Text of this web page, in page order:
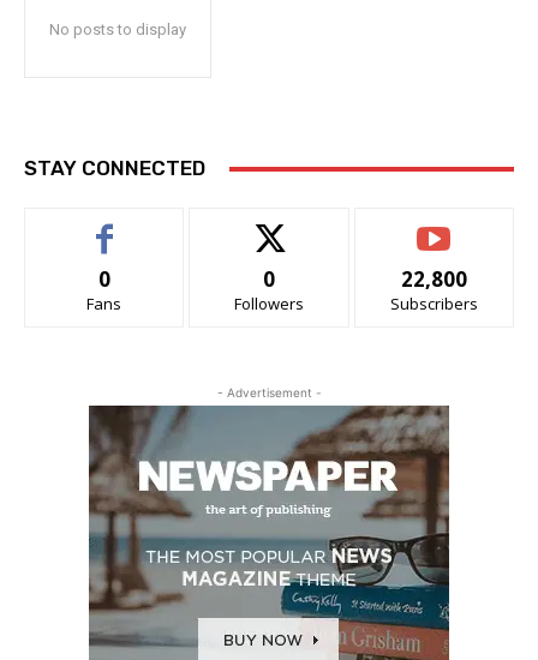
No posts to display
STAY CONNECTED
0
Fans
0
Followers
22,800
Subscribers
- Advertisement -